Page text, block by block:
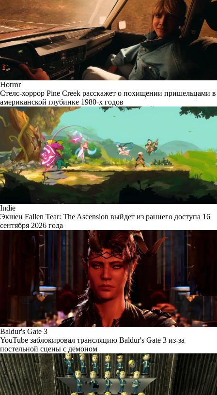
Horror
Стелс-хоррор Pine Creek расскажет о похищении пришельцами в
американской глубинке 1980-х годов
Indie
Экшен Fallen Tear: The Ascension выйдет из раннего доступа 16
сентября 2026 года
Baldur's Gate 3
YouTube заблокировал трансляцию Baldur's Gate 3 из-за
постельной сцены с демоном